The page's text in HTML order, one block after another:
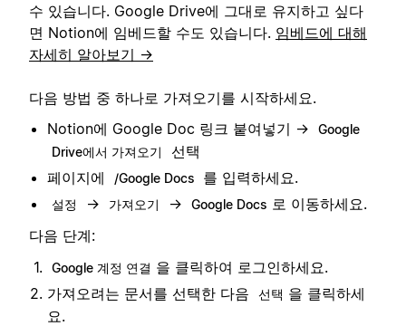
수 있습니다. Google Drive에 그대로 유지하고 싶다
면 Notion에 임베드할 수도 있습니다. 임베드에 대해
자세히 알아보기 →
다음 방법 중 하나로 가져오기를 시작하세요.
Notion에 Google Doc 링크 붙여넣기 →
Google
Drive에서 가져오기
선택
페이지에
/Google Docs 를 입력하세요.
설정 → 가져오기 → Google Docs 로 이동하세요.
다음 단계:
Google 계정 연결 을 클릭하여 로그인하세요.
가져오려는 문서를 선택한 다음
선택 을 클릭하세
요.